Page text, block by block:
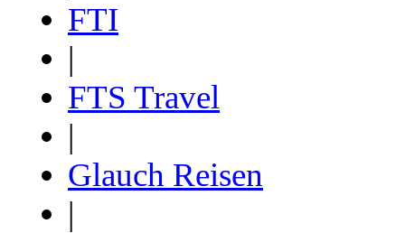
FTI
|
FTS Travel
|
Glauch Reisen
|